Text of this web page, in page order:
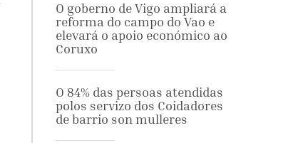
O goberno de Vigo ampliará a
reforma do campo do Vao e
elevará o apoio económico ao
Coruxo
O 84% das persoas atendidas
polos servizo dos Coidadores
de barrio son mulleres